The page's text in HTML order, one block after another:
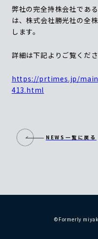
弊社の完全持株会社であ
は、株式会社勝光社の全
します。
詳細は下記よりご覧くださ
https://prtimes.jp/
413.html
NEWS一覧に戻る
©Formerly